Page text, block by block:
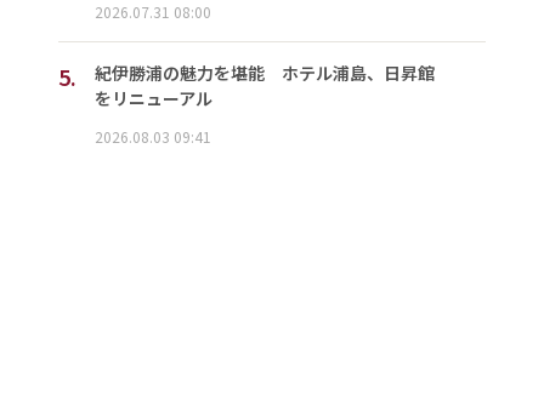
2026.07.31 08:00
5.
紀伊勝浦の魅力を堪能 ホテル浦島、日昇館
をリニューアル
2026.08.03 09:41